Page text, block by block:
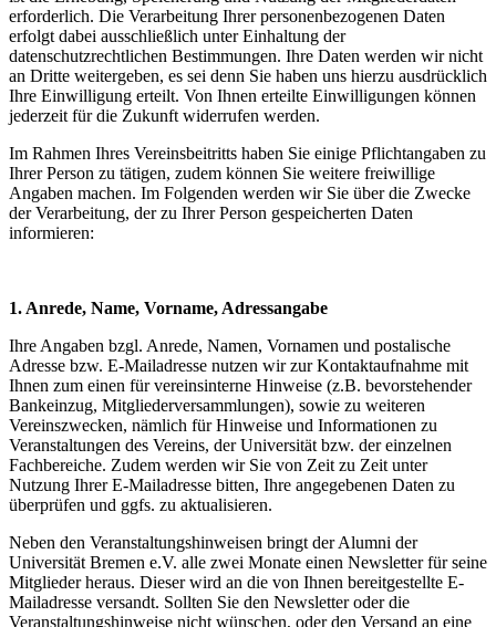
erforderlich. Die Verarbeitung Ihrer personenbezogenen Daten
erfolgt dabei ausschließlich unter Einhaltung der
datenschutzrechtlichen Bestimmungen. Ihre Daten werden wir nicht
an Dritte weitergeben, es sei denn Sie haben uns hierzu ausdrücklich
Ihre Einwilligung erteilt. Von Ihnen erteilte Einwilligungen können
jederzeit für die Zukunft widerrufen werden.
Im Rahmen Ihres Vereinsbeitritts haben Sie einige Pflichtangaben zu
Ihrer Person zu tätigen, zudem können Sie weitere freiwillige
Angaben machen. Im Folgenden werden wir Sie über die Zwecke
der Verarbeitung, der zu Ihrer Person gespeicherten Daten
informieren:
1. Anrede, Name, Vorname, Adressangabe
Ihre Angaben bzgl. Anrede, Namen, Vornamen und postalische
Adresse bzw. E-Mailadresse nutzen wir zur Kontaktaufnahme mit
Ihnen zum einen für vereinsinterne Hinweise (z.B. bevorstehender
Bankeinzug, Mitgliederversammlungen), sowie zu weiteren
Vereinszwecken, nämlich für Hinweise und Informationen zu
Veranstaltungen des Vereins, der Universität bzw. der einzelnen
Fachbereiche. Zudem werden wir Sie von Zeit zu Zeit unter
Nutzung Ihrer E-Mailadresse bitten, Ihre angegebenen Daten zu
überprüfen und ggfs. zu aktualisieren.
Neben den Veranstaltungshinweisen bringt der Alumni der
Universität Bremen e.V. alle zwei Monate einen Newsletter für seine
Mitglieder heraus. Dieser wird an die von Ihnen bereitgestellte E-
Mailadresse versandt. Sollten Sie den Newsletter oder die
Veranstaltungshinweise nicht wünschen, oder den Versand an eine